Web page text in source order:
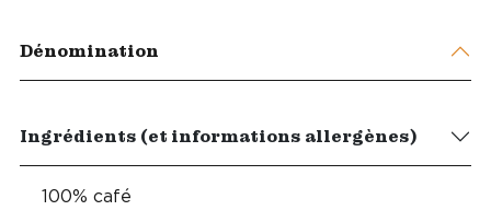
Dénomination
Ingrédients (et informations allergènes)
100% café